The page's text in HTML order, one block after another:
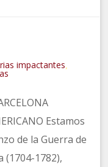
impactantes
Estamos
de la Guerra de
(1704-1782),